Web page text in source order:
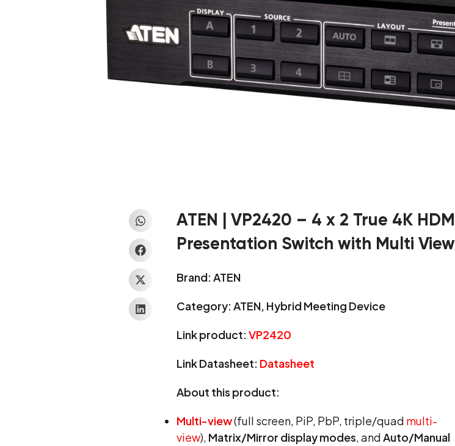
ATEN | VP2420 – 4 x 2 True 4K HDMI
Presentation Switch with Multi View
Brand: ATEN
Category: ATEN, Hybrid Meeting Device
Link product:VP2420
Link Datasheet: Datasheet
About this product:
Multi-view(full screen, PiP, PbP, triple/quad multi-
view), Matrix/Mirror display modes, andAuto/Manual